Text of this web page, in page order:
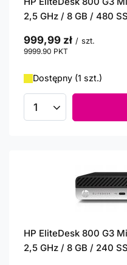
2,5 GHz / 8 GB / 480
999,99 zł / szt.
9999.90 PKT
Dostępny (1 szt.)
Ilość produktów
HP EliteDesk 800 G3
2,5 GHz / 8 GB / 240